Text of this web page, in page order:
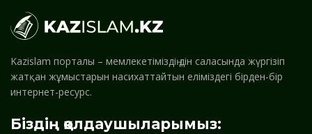
Kazislam порталы – мемлекетіміздің дін саласында жүргізіп
жатқан жұмыстарын насихаттайтын еліміздегі бірден-бір
интернет-ресурс.
Біздің қолдаушыларымыз: